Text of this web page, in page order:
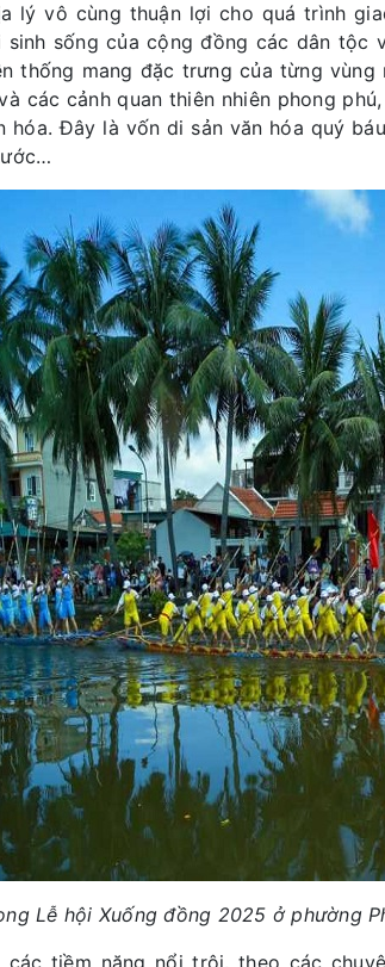
lý vô cùng thuận lợi cho quá trình
sinh sống của cộng đồng các dân tộc
thống mang đặc trưng của từng vùng
các cảnh quan thiên nhiên phong
hóa. Đây là vốn di sản văn hóa quý
Lễ hội Xuống đồng 2025 ở phường
tiềm năng nổi trội, theo các